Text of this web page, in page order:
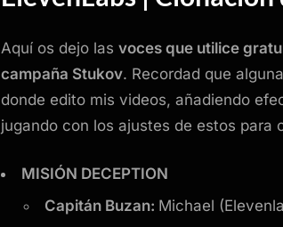
Aquí os dejo las voces que utilice
campaña Stukov. Recordad que
donde edito mis videos, añadiendo
jugando con los ajustes de estos para
MISIÓN DECEPTION
Capitán Buzan: Michael